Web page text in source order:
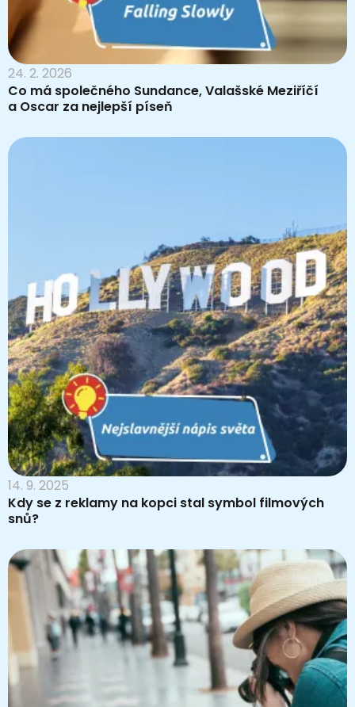
24. 2. 2026
Co má společného Sundance, Valašské Meziříčí
a Oscar za nejlepší píseň
14. 9. 2025
Kdy se z reklamy na kopci stal symbol filmových
snů?